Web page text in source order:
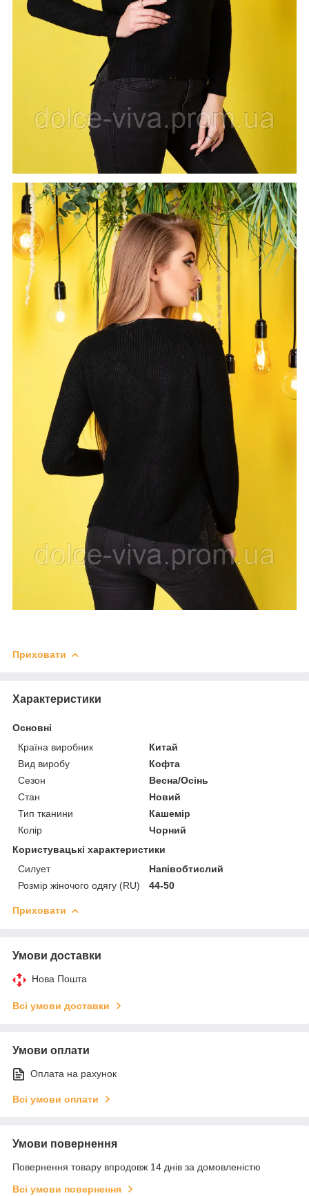
Приховати
Характеристики
Основні
Країна виробник
Китай
Вид виробу
Кофта
Сезон
Весна/Осінь
Стан
Новий
Тип тканини
Кашемір
Колір
Чорний
Користувацькі характеристики
Силует
Напівобтислий
Розмір жіночого одягу (RU)
44-50
Приховати
Умови доставки
Нова Пошта
Всі умови доставки
Умови оплати
Оплата на рахунок
Всі умови оплати
Умови повернення
Повернення товару впродовж 14 днів за домовленістю
Всі умови повернення